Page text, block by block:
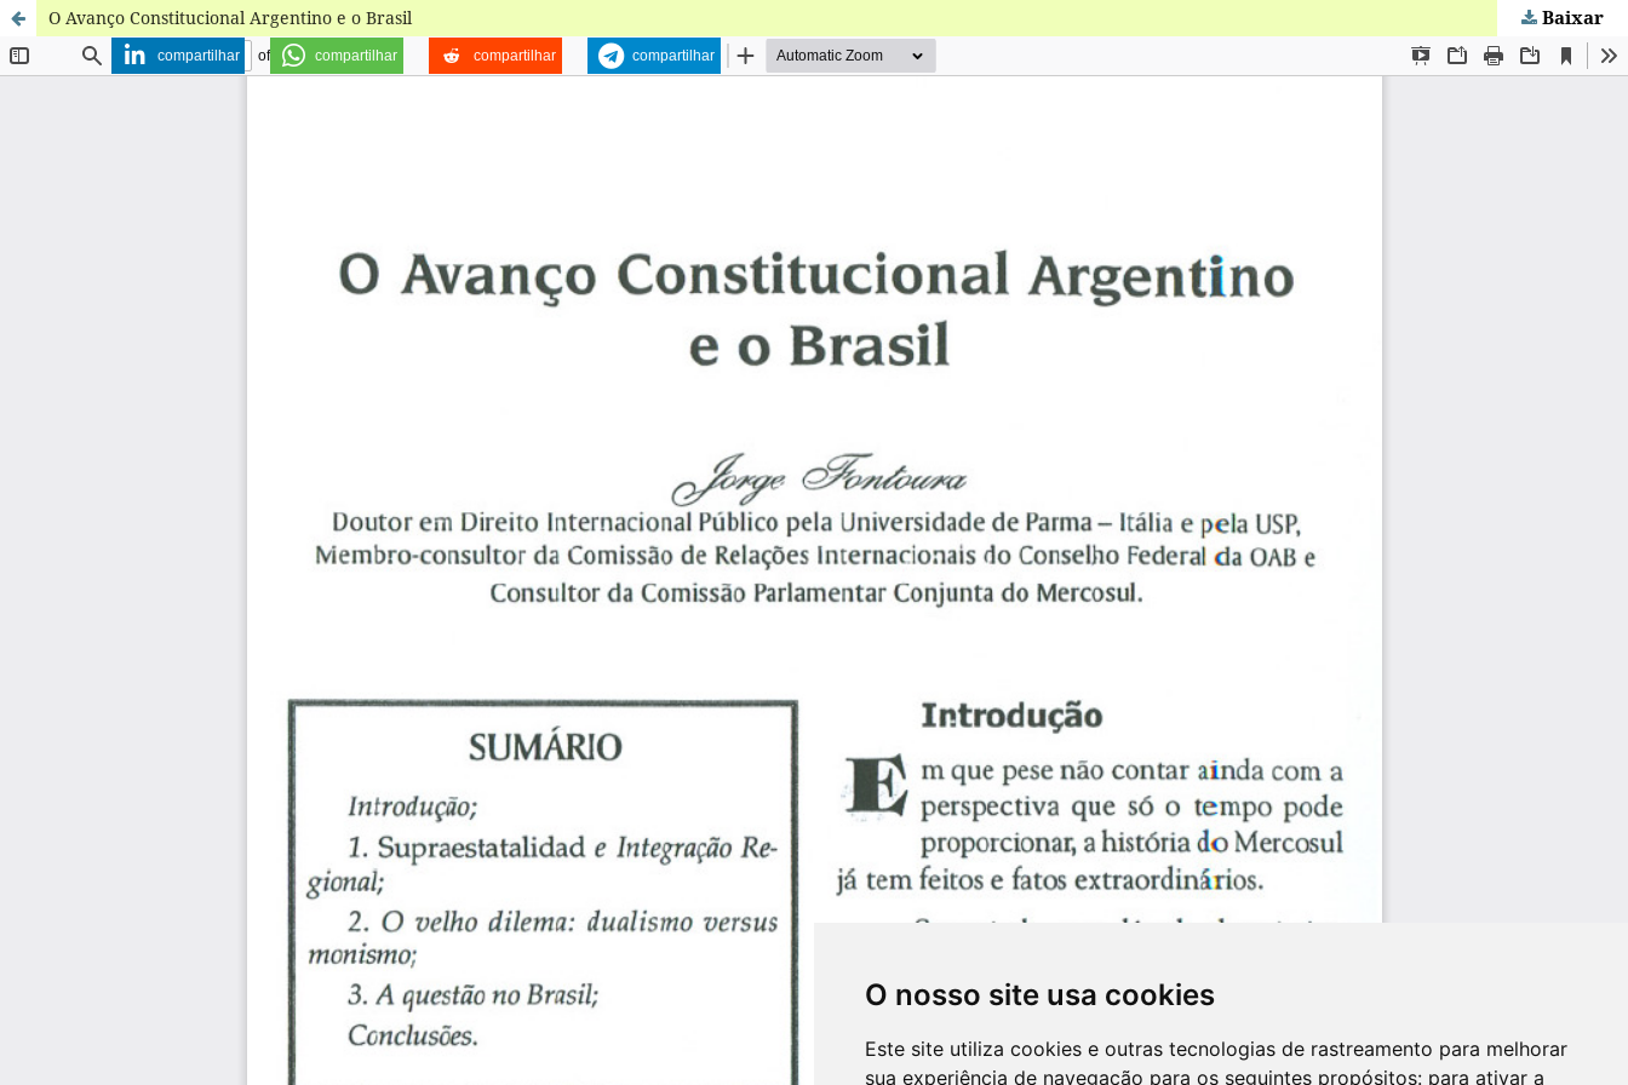
O nosso site usa cookies
Este site utiliza cookies e outras tecnologias de rastreamento para melhorar
sua experiência de navegação para os seguintes propósitos: para ativar a
O Avanço Constitucional Argentino e o Brasil Baixar
compartilhar compartilhar compartilhar compartilhar